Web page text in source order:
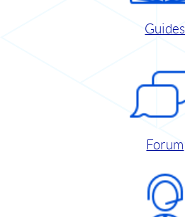
Guides
Forum